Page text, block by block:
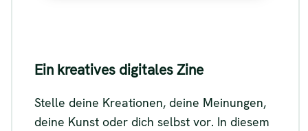
Ein kreatives digitales Zine
Stelle deine Kreationen, deine Meinungen,
deine Kunst oder dich selbst vor. In diesem